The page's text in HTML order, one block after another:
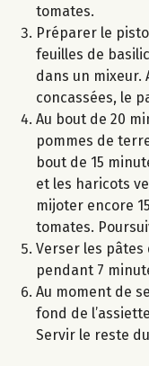
tomates.
Préparer le
feuilles de
dans un mixeur.
concassées, le
Au bout de 20
pommes de
bout de 15
et les haricots
mijoter encore
tomates.
Verser les pâtes
pendant 7
Au moment de
fond de
Servir le reste